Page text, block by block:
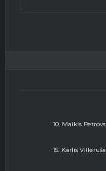
10. Maikls Petrovs
15. Kārlis Villerušs